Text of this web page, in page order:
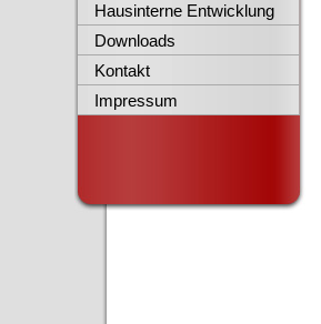
Hausinterne Entwicklung
Downloads
Kontakt
Impressum